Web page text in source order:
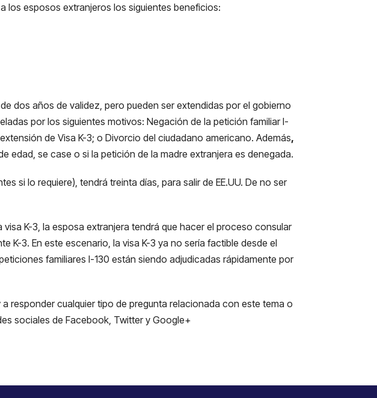
los esposos extranjeros los siguientes beneficios:
dos años de validez, pero pueden ser extendidas por el gobierno
por los siguientes motivos: Negación de la petición familiar I-
de Visa K-3; o Divorcio del ciudadano americano. Además,
edad, se case o si la petición de la madre extranjera es denegada.
si lo requiere), tendrá treinta días, para salir de EE.UU. De no ser
visa K-3, la esposa extranjera tendrá que hacer el proceso consular
K-3. En este escenario, la visa K-3 ya no sería factible desde el
familiares I-130 están siendo adjudicadas rápidamente por
responder cualquier tipo de pregunta relacionada con este tema o
sociales de Facebook, Twitter y Google+